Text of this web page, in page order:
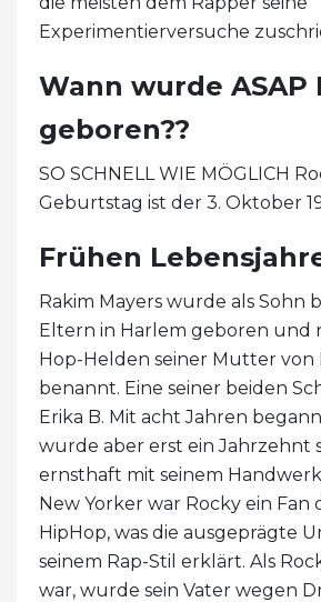
Experimentierversuche
Wann wurde ASAP
geboren??
SO SCHNELL WIE MÖGLICH
Geburtstag ist der 3. Oktober
Frühen
Rakim Mayers wurde als Sohn
Eltern in Harlem geboren und
Hop-Helden seiner Mutter von
benannt. Eine seiner beiden
Erika B. Mit acht Jahren
wurde aber erst ein Jahrzehnt
ernsthaft mit seinem
New Yorker war Rocky ein Fan
HipHop, was die ausgeprägte
seinem Rap-Stil erklärt. Als
war, wurde sein Vater wegen